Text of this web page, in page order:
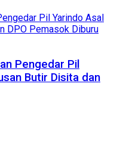
Pengedar Pil
Butir Disita dan